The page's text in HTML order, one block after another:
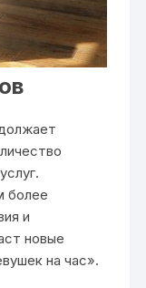
более
и
новые
на час».